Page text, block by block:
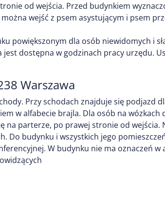
od wejścia. Przed budynkiem
wejść z psem asystującym i psem
powiększonym dla osób niewidomych i
jest dostępna w godzinach pracy urzędu.
Warszawa
Przy schodach znajduje się podjazd
w alfabecie brajla. Dla osób na wózkach
parterze, po prawej stronie od wejścia.
Do budynku i wszystkich jego
W budynku nie ma oznaczeń w